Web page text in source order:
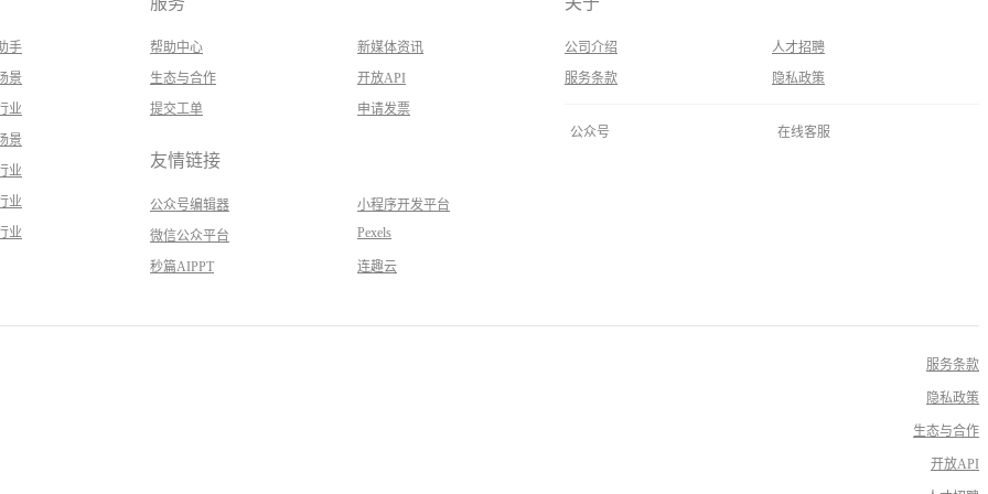
手
景
业
景
业
业
业
帮助中心
新媒体资讯
生态与合作
开放API
提交工单
申请发票
友情链接
公众号编辑器
小程序开发平台
微信公众平台
Pexels
秒篇AIPPT 连趣云
公司介绍
人才招聘
服务条款
隐私政策
公众号 在线客服
服务条款
隐私政策
生态与合作
开放API